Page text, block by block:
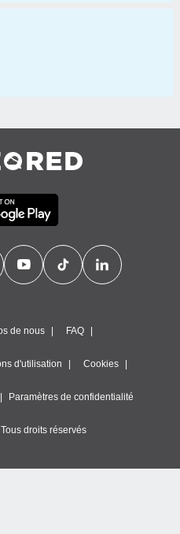
de nous FAQ
d'utilisation Cookies
Paramètres de confidentialité
droits réservés